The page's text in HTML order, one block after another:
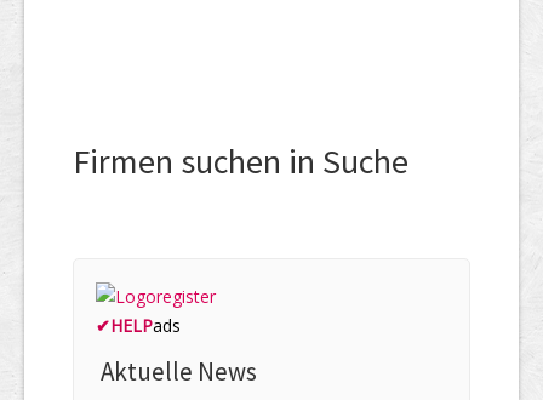
Firmen suchen in Suche
✔HELPads
Aktuelle News